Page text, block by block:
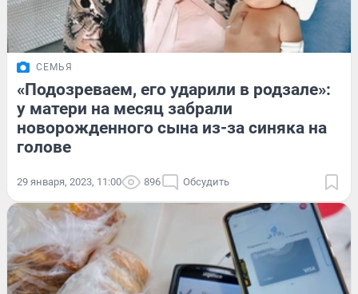
СЕМЬЯ
«Подозреваем, его ударили в родзале»:
у матери на месяц забрали
новорожденного сына из-за синяка на
голове
29 января, 2023, 11:00 896 Обсудить